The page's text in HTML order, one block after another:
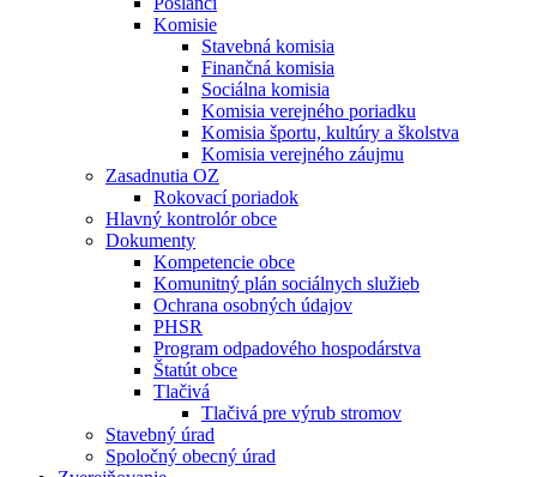
Komisie
Stavebná komisia
Finančná komisia
Sociálna komisia
Komisia verejného poriadku
Komisia športu, kultúry a školstva
Komisia verejného záujmu
Zasadnutia OZ
Rokovací poriadok
Hlavný kontrolór obce
Dokumenty
Kompetencie obce
Komunitný plán sociálnych služieb
Ochrana osobných údajov
PHSR
Program odpadového hospodárstva
Štatút obce
Tlačivá
Tlačivá pre výrub stromov
Stavebný úrad
Spoločný obecný úrad